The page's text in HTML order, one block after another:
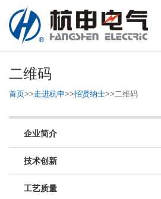
二维码
首页>>走进杭申>>招贤纳士>>二维码
企业简介
技术创新
工艺质量